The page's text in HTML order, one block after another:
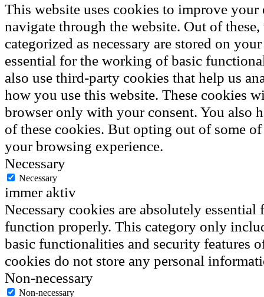
This website uses cookies to improve
navigate through the website. Out of
categorized as necessary are stored on
essential for the working of basic
also use third-party cookies that help us
how you use this website. These cookies
browser only with your consent. You also
of these cookies. But opting out of some
your browsing experience.
Necessary
Necessary
immer aktiv
Necessary cookies are absolutely essential
function properly. This category only
basic functionalities and security features
cookies do not store any personal
Non-necessary
Non-necessary